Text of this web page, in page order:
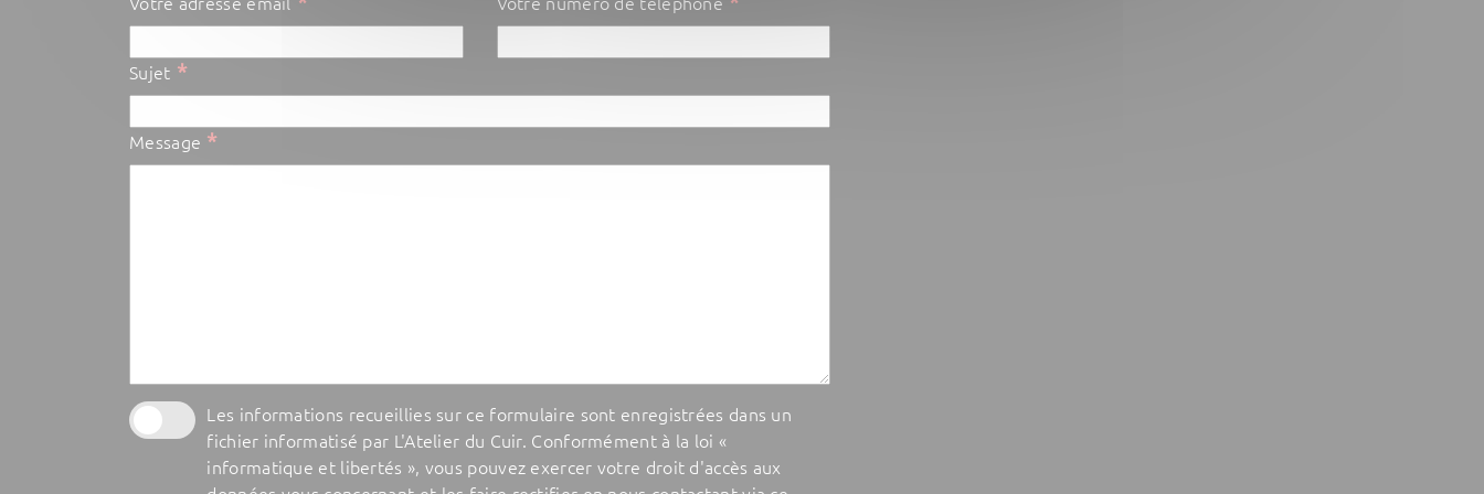
Sujet *
Message *
Les informations recueillies sur ce formulaire sont enregistrées dans un
fichier informatisé par L'Atelier du Cuir. Conformément à la loi «
informatique et libertés », vous pouvez exercer votre droit d'accès aux